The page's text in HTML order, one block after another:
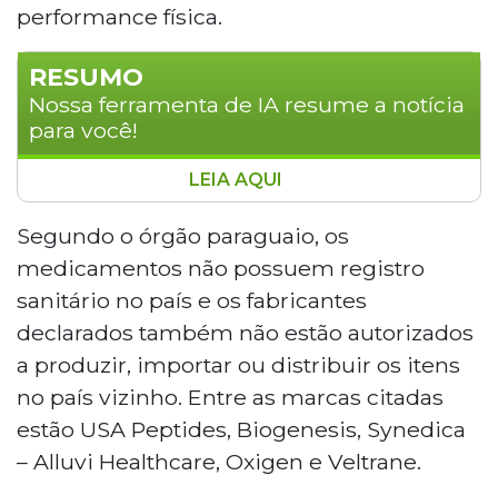
performance física.
RESUMO
Nossa ferramenta de IA resume a notícia
para você!
O governo do Paraguai emitiu alerta
sanitário contra a venda irregular de
anabolizantes e peptídeos na fronteira
com o Brasil, classificando o caso como
risco grave à saúde pública. A Dinavisa
suspendeu os produtos, que não
possuem registro sanitário, e alertou para
riscos de substâncias não declaradas e
efeitos adversos graves. Em Mato Grosso
do Sul, a Vigilância Sanitária já apreendeu
mais de 26 mil itens irregulares.
LEIA AQUI
Segundo o órgão paraguaio, os
medicamentos não possuem registro
sanitário no país e os fabricantes
declarados também não estão autorizados
a produzir, importar ou distribuir os itens
no país vizinho. Entre as marcas citadas
estão USA Peptides, Biogenesis, Synedica
– Alluvi Healthcare, Oxigen e Veltrane.